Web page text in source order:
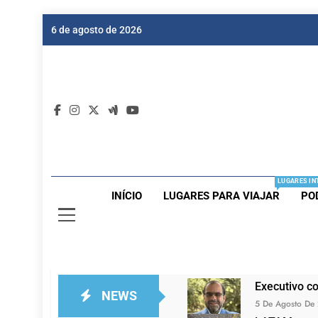
6 de agosto de 2026
INÍCIO LUGARES PARA VIAJAR
LUGARES
NEWS
Executivo
5 De Agosto